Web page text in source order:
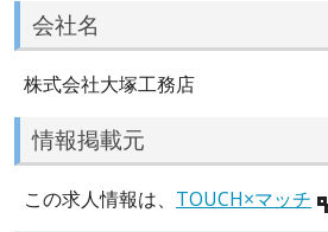
会社名
株式会社大塚工務店
情報掲載元
この求人情報は、 TOUCH×マッチ